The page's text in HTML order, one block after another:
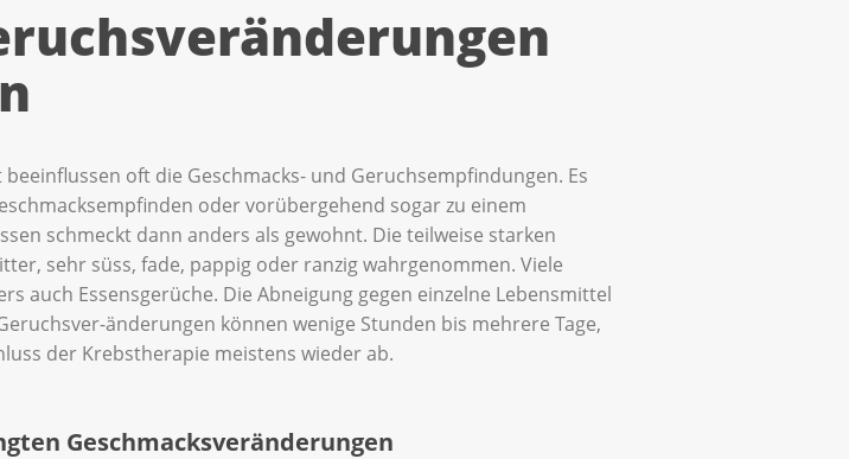
oft die Geschmacks- und Geruchsempfindungen. Es
oder vorübergehend sogar zu einem
schmeckt dann anders als gewohnt. Die teilweise starken
sehr süss, fade, pappig oder ranzig wahrgenommen. Viele
auch Essensgerüche. Die Abneigung gegen einzelne Lebensmittel
änderungen können wenige Stunden bis mehrere Tage,
der Krebstherapie meistens wieder ab.
Geschmacksveränderungen